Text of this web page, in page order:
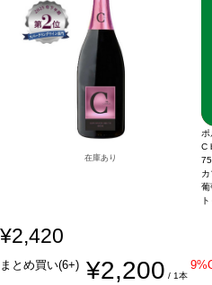
価格が同様の場合は自動的に次のヴィンテ
在庫あり
C
カ
葡
¥2,420
まとめ買い(6+) ¥2,200 / 1本